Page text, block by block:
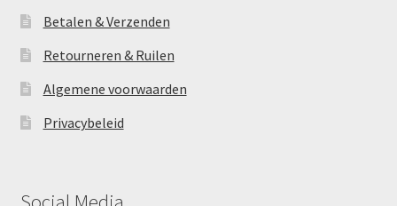
Betalen & Verzenden
Retourneren & Ruilen
Algemene voorwaarden
Privacybeleid